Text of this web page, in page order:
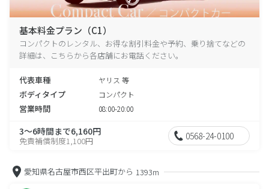
基本料金プラン（C1）
コンパクトのレンタル、お得な割引料金や予約、乗り捨てなどの
詳細は、こちらから各店舗にお電話ください。
代表車種 ヤリス 等
ボディタイプ コンパクト
営業時間 08:00-20:00
3～6時間まで6,160円
免責補償制度1,100円 0568-24-0100
愛知県名古屋市西区平出町から 1393m